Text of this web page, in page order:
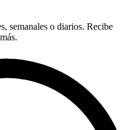
semanales o diarios. Recibe